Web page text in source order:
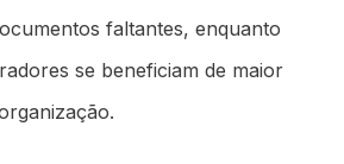
faltantes, enquanto
se beneficiam de maior